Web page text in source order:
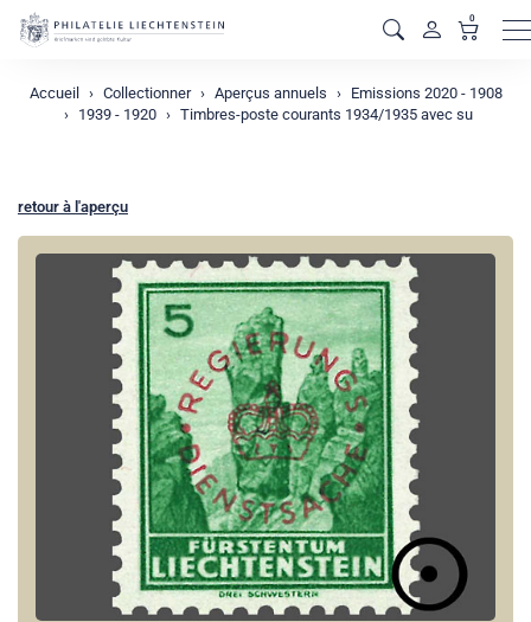
0
Accueil Collectionner Aperçus annuels
Emissions 2020 - 1908
1939 - 1920
Timbres-poste courants 1934/1935 avec su
retour à l'aperçu